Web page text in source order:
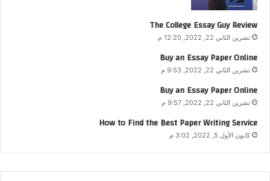
The College Essay Guy Review
تشرين الثاني 22, 2022, 12:20 م
Buy an Essay Paper Online
تشرين الثاني 22, 2022, 9:53 م
Buy an Essay Paper Online
تشرين الثاني 22, 2022, 9:57 م
How to Find the Best Paper Writing Service
كانون الأول 5, 2022, 3:02 م